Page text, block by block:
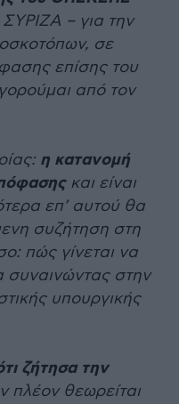
ΣΥΡΙΖΑ – για την
σε
επίσης του
από τον
η κατανομή
και είναι
επ’ αυτού θα
συζήτηση στη
πώς γίνεται να
συναινώντας στην
υπουργικής
ζήτησα την
πλέον θεωρείται